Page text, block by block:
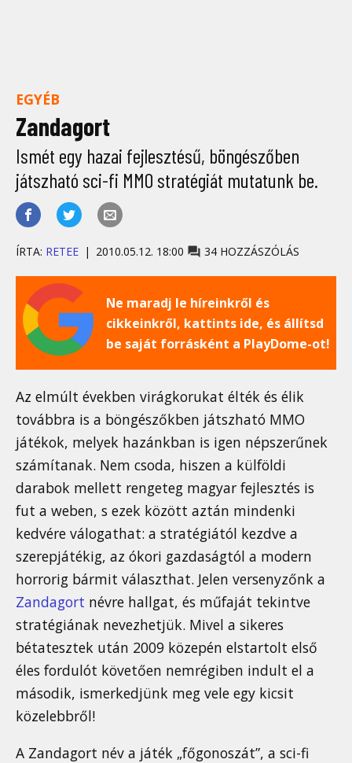
EGYÉB
Zandagort
Ismét egy hazai fejlesztésű, böngészőben
játszható sci-fi MMO stratégiát mutatunk be.
ÍRTA: RETEE 2010.05.12. 18:00 34 HOZZÁSZÓLÁS
Ne maradj le híreinkről és
cikkeinkről, kattints ide, és állítsd
be saját forrásként a PlayDome-ot!
Az elmúlt években virágkorukat élték és élik
továbbra is a böngészőkben játszható MMO
játékok, melyek hazánkban is igen népszerűnek
számítanak. Nem csoda, hiszen a külföldi
darabok mellett rengeteg magyar fejlesztés is
fut a weben, s ezek között aztán mindenki
kedvére válogathat: a stratégiától kezdve a
szerepjátékig, az ókori gazdaságtól a modern
horrorig bármit választhat. Jelen versenyzőnk a
Zandagort névre hallgat, és műfaját tekintve
stratégiának nevezhetjük. Mivel a sikeres
bétatesztek után 2009 közepén elstartolt első
éles fordulót követően nemrégiben indult el a
második, ismerkedjünk meg vele egy kicsit
közelebbről!
A Zandagort név a játék „főgonoszát”, a sci-fi